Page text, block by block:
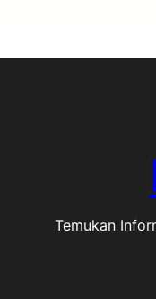
Temukan